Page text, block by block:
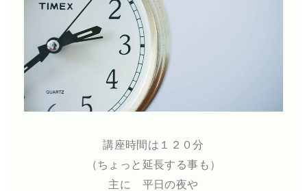
講座時間は１２０分
（ちょっと延長する事も）
主に 平日の夜や